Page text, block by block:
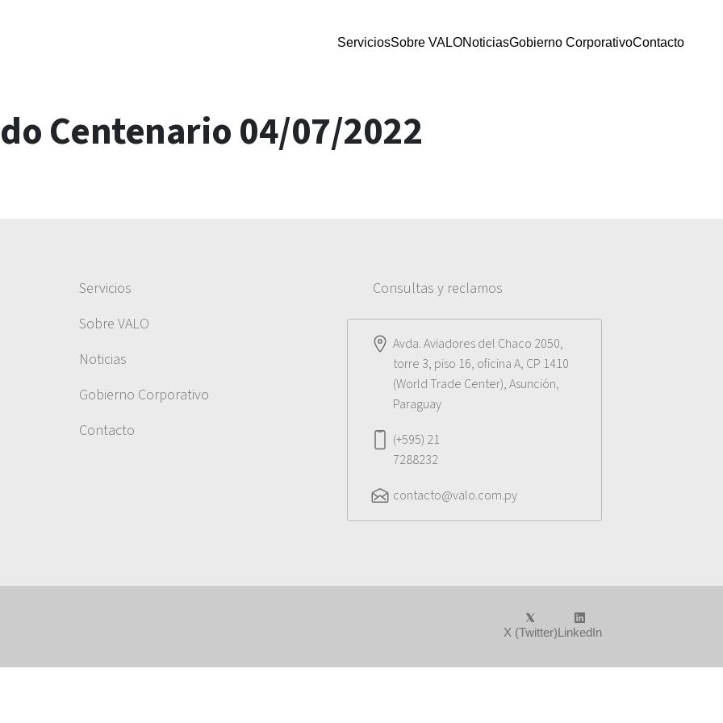
ServiciosSobre VALONoticiasGobierno CorporativoContacto
Centenario 04/07/2022
Servicios
Sobre VALO
Noticias
Gobierno Corporativo
Contacto
Consultas y reclamos
Avda. Aviadores del Chaco 2050,
torre 3, piso 16, oficina A, CP 1410
(World Trade Center), Asunción,
Paraguay
(+595) 21
7288232
contacto@valo.com.py
X (Twitter)LinkedIn